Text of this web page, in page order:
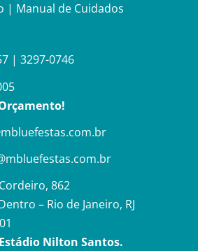
| Manual de Cuidados
|3297-0746
862
– Rio de Janeiro, RJ
Nilton Santos.